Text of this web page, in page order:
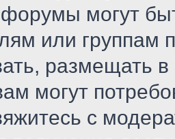
могут
или группам
размещать
могут
с